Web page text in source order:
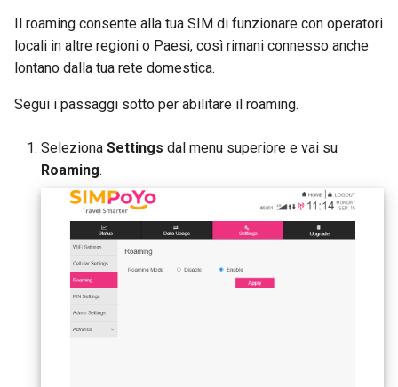
Il roaming consente alla tua SIM di funzionare con operatori
locali in altre regioni o Paesi, così rimani connesso anche
lontano dalla tua rete domestica.
Segui i passaggi sotto per abilitare il roaming.
Seleziona Settings dal menu superiore e vai su
Roaming.